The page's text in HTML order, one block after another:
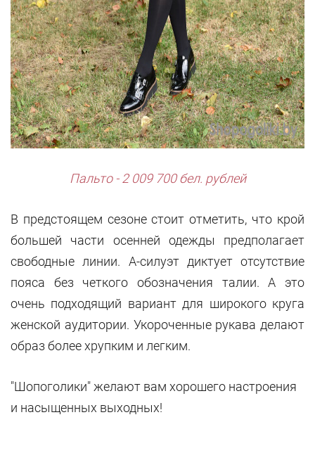
Пальто - 2 009 700 бел. рублей
В предстоящем сезоне стоит отметить, что крой
большей части осенней одежды предполагает
свободные линии. А-силуэт диктует отсутствие
пояса без четкого обозначения талии. А это
очень подходящий вариант для широкого круга
женской аудитории. Укороченные рукава делают
образ более хрупким и легким.
"Шопоголики" желают вам хорошего настроения
и насыщенных выходных!